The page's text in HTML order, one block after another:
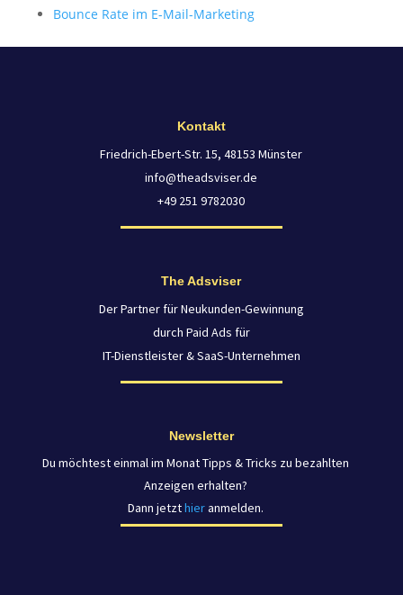
Bounce Rate im E-Mail-Marketing
Kontakt
Friedrich-Ebert-Str. 15, 48153 Münster
info@theadsviser.de
+49 251 9782030
The Adsviser
Der Partner für Neukunden-Gewinnung
durch Paid Ads für
IT-Dienstleister & SaaS-Unternehmen
Newsletter
Du möchtest einmal im Monat Tipps & Tricks zu bezahlten
Anzeigen erhalten?
Dann jetzthieranmelden.